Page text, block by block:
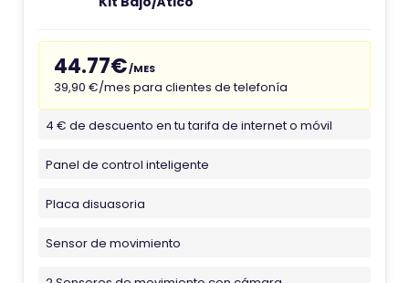
44.77€/MES
39,90 €/mes para clientes de telefonía
4 € de descuento en tu tarifa de internet o móvil
Panel de control inteligente
Placa disuasoria
Sensor de movimiento